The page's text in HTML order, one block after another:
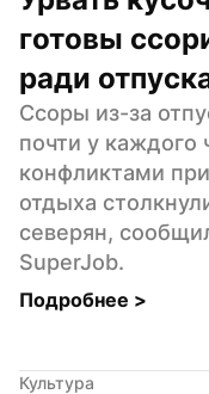
готовы
ради
Ссоры из-за
почти у каждого
конфликтами
отдыха
северян,
SuperJob.
Подробнее >
Культура